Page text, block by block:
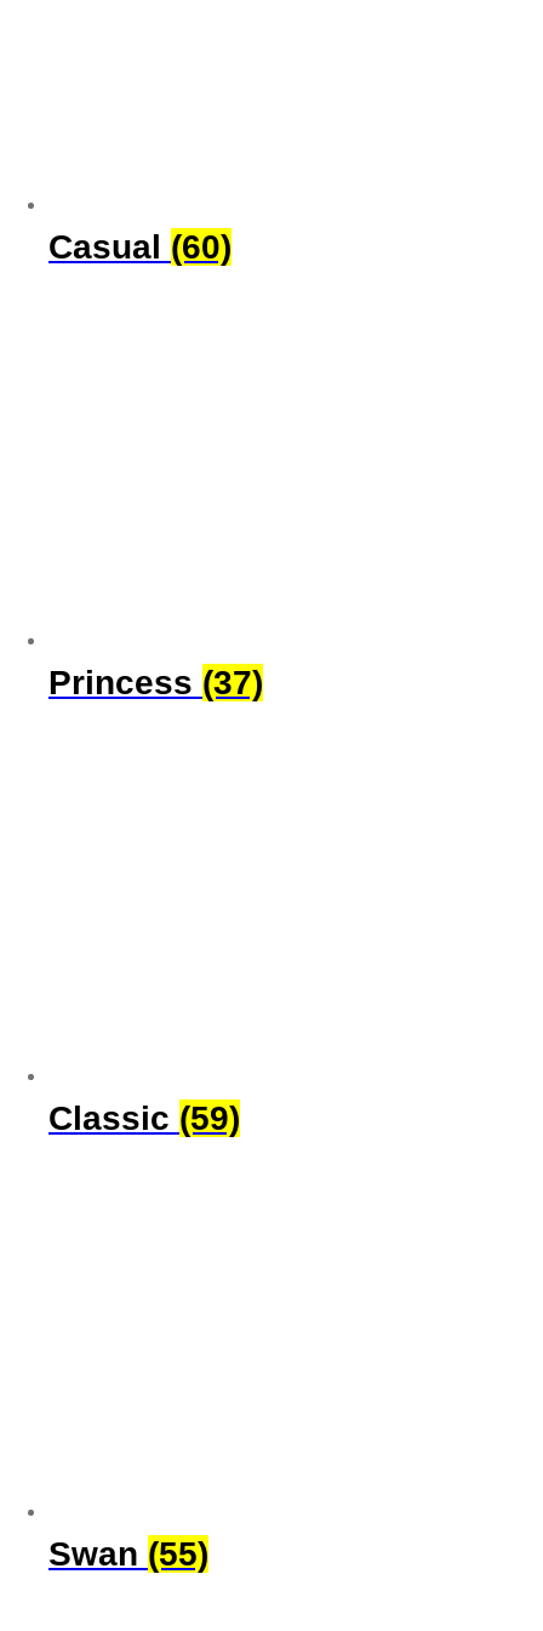
Casual (60)
Princess (37)
Classic (59)
Swan (55)